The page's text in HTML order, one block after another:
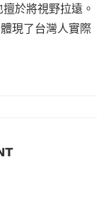
於將視野拉遠。
現了台灣人實際